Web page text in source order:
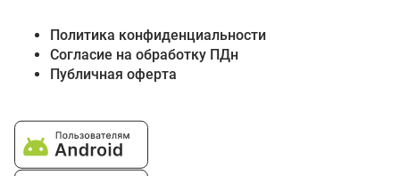
Политика конфиденциальности
Согласие на обработку ПДн
Публичная оферта